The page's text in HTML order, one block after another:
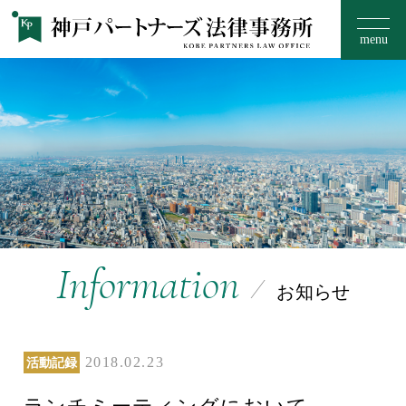
事務所のご案内
15のフィロソフィー
取扱い分野
ご相談の流れ・料金
menu
Information お知らせ
活動記録 2018.02.23